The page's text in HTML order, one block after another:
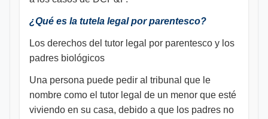
¿Qué es la tutela legal por parentesco?
Los derechos del tutor legal por parentesco y los
padres biológicos
Una persona puede pedir al tribunal que le
nombre como el tutor legal de un menor que esté
viviendo en su casa, debido a que los padres no